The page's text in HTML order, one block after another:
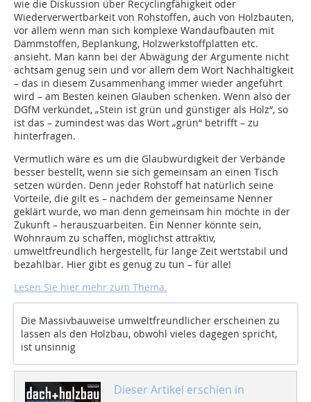
wie die Diskussion über Recyclingfähigkeit oder
Wiederverwertbarkeit von Rohstoffen, auch von Holzbauten,
vor allem wenn man sich komplexe Wandaufbauten mit
Dämmstoffen, Beplankung, Holzwerkstoffplatten etc.
ansieht. Man kann bei der Abwägung der Argumente nicht
achtsam genug sein und vor allem dem Wort Nachhaltigkeit
– das in diesem Zusammenhang immer wieder angeführt
wird – am Besten keinen Glauben schenken. Wenn also der
DGfM verkündet, „Stein ist grün und günstiger als Holz“, so
ist das – zumindest was das Wort „grün“ betrifft – zu
hinterfragen.
Vermutlich wäre es um die Glaubwürdigkeit der Verbände
besser bestellt, wenn sie sich gemeinsam an einen Tisch
setzen würden. Denn jeder Rohstoff hat natürlich seine
Vorteile, die gilt es – nachdem der gemeinsame Nenner
geklärt wurde, wo man denn gemeinsam hin möchte in der
Zukunft – herauszuarbeiten. Ein Nenner könnte sein,
Wohnraum zu schaffen, möglichst attraktiv,
umweltfreundlich hergestellt, für lange Zeit wertstabil und
bezahlbar. Hier gibt es genug zu tun – für alle!
Lesen Sie hier mehr zum Thema.
Die Massivbauweise umweltfreundlicher erscheinen zu
lassen als den Holzbau, obwohl vieles dagegen spricht,
ist unsinnig
Dieser Artikel erschien in